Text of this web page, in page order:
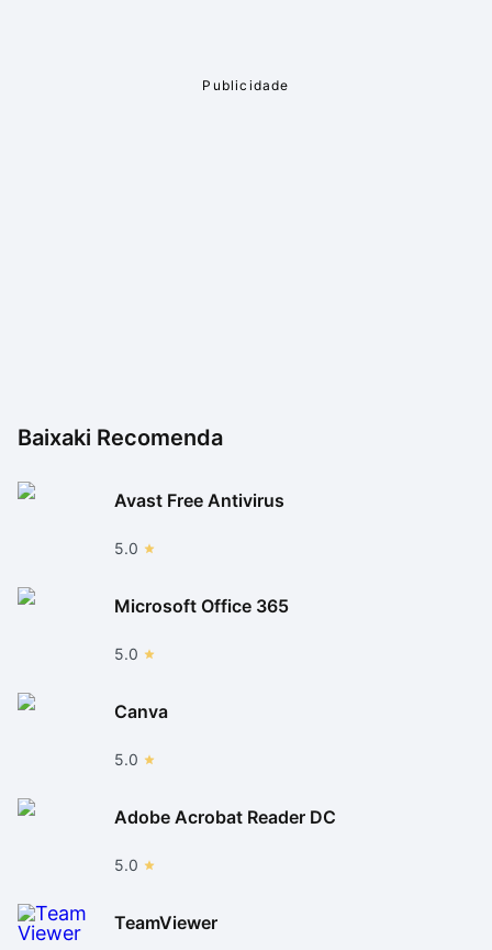
Baixaki Recomenda
Avast Free Antivirus
5.0
Microsoft Office 365
5.0
Canva
5.0
Adobe Acrobat Reader DC
5.0
TeamViewer